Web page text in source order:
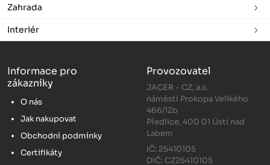
Zahrada
Interiér
Informace pro
zákazníky
O nás
Jak nakupovat
Obchodní podmínky
Certifikáty
Provozovatel
JACER - CZ, a.s.
náměstí Prokopa Velikého
466/12b
Předlice, 400 01 Ústí nad
Labem
IČ: 25410105
DIČ: CZ25410105